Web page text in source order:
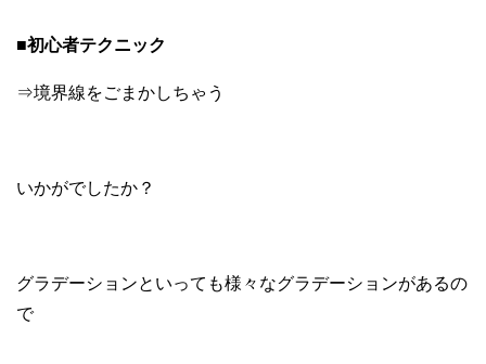
■初心者テクニック
⇒境界線をごまかしちゃう
いかがでしたか？
グラデーションといっても様々なグラデーションがあるの
で